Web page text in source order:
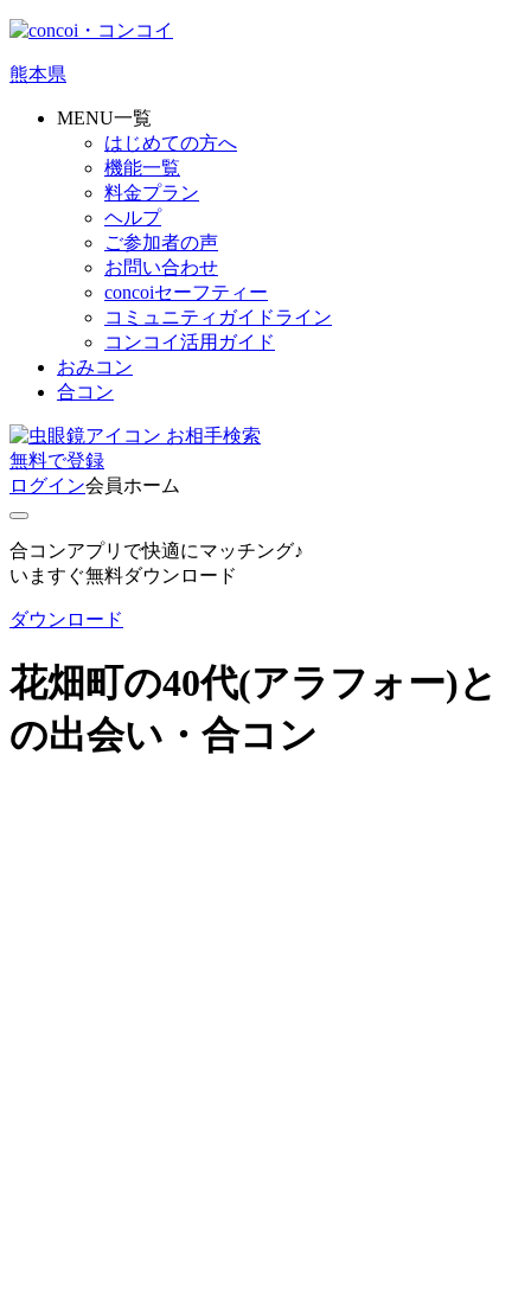
熊本県
MENU一覧
はじめての方へ
機能一覧
料金プラン
ヘルプ
ご参加者の声
お問い合わせ
concoiセーフティー
コミュニティガイドライン
コンコイ活用ガイド
おみコン
合コン
お相手検索
無料で登録
ログイン会員ホーム
合コンアプリで快適にマッチング♪
いますぐ無料ダウンロード
ダウンロード
花畑町の40代(アラフォー)と
の出会い・合コン